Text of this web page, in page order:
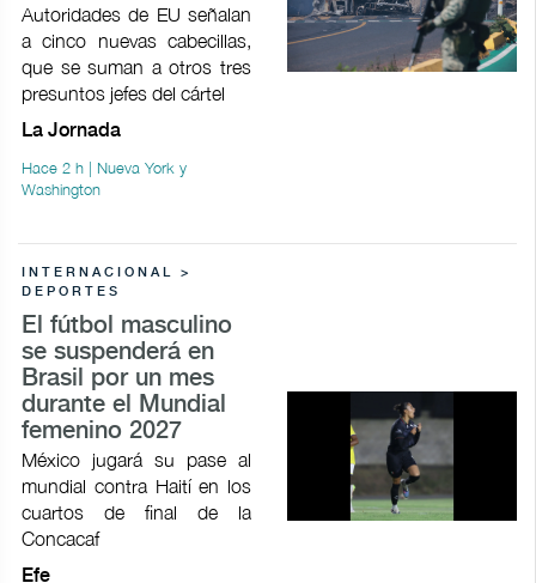
Autoridades de EU señalan
a cinco nuevas cabecillas,
que se suman a otros tres
presuntos jefes del cártel
La Jornada
Hace 2 h | Nueva York y
Washington
INTERNACIONAL >
DEPORTES
El fútbol masculino
se suspenderá en
Brasil por un mes
durante el Mundial
femenino 2027
México jugará su pase al
mundial contra Haití en los
cuartos de final de la
Concacaf
Efe